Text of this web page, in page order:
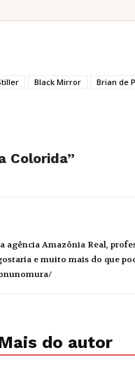
Black Mirror Brian de
Colorida”
agência Amazônia Real,
e muito mais do que
do autor